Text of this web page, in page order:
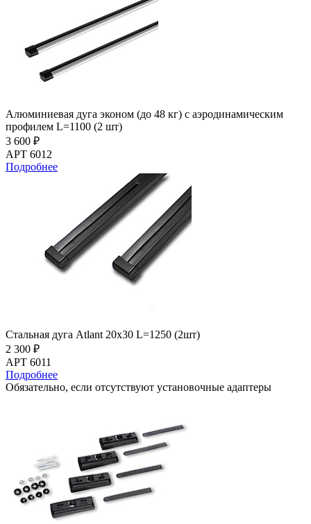
Алюминиевая дуга эконом (до 48 кг) с аэродинамическим
профилем L=1100 (2 шт)
3 600 ₽
АРТ 6012
Подробнее
Стальная дуга Atlant 20х30 L=1250 (2шт)
2 300 ₽
АРТ 6011
Подробнее
Обязательно, если отсутствуют установочные адаптеры